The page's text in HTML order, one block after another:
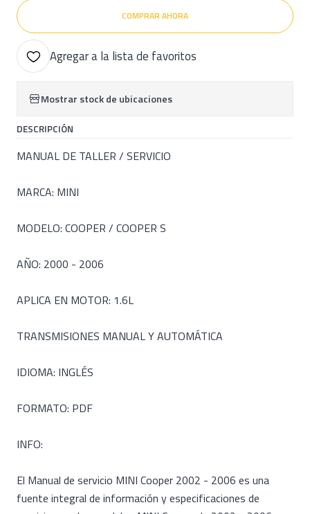
COMPRAR AHORA
Agregar a la lista de favoritos
Mostrar stock de ubicaciones
DESCRIPCIÓN
MANUAL DE TALLER / SERVICIO
MARCA: MINI
MODELO: COOPER / COOPER S
AÑO: 2000 - 2006
APLICA EN MOTOR: 1.6L
TRANSMISIONES MANUAL Y AUTOMÁTICA
IDIOMA: INGLÉS
FORMATO: PDF
INFO:
El Manual de servicio MINI Cooper 2002 - 2006 es una
fuente integral de información y especificaciones de